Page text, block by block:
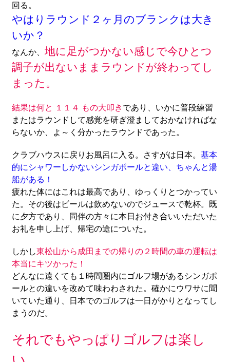
回る。
やはりラウンド２ヶ月のブランクは大き
いか？
なんか、 地に足がつかない感じで今ひとつ
調子が出ないままラウンドが終わってし
まった。
結果は何と １１４ もの大叩き であり、いかに普段練習
またはラウンドして感覚を研ぎ澄ましておかなければな
らないか、よ～く分かったラウンドであった。
クラブハウスに戻りお風呂に入る。さすがは日本。 基本
的にシャワーしかないシンガポールと違い、ちゃんと湯
船がある！
疲れた体にはこれは最高であり、ゆっくりとつかってい
た。その後はビールは飲めないのでジュースで乾杯。既
に夕方であり、同伴の方々に本日お付き合いいただいた
お礼を申し上げ、帰宅の途についた。
しかし東松山から成田までの帰りの２時間の車の運転は
本当にキツかった！
どんなに遠くても１時間圏内にゴルフ場があるシンガポ
ールとの違いを改めて味わわされた。確かにウワサに聞
いていた通り、日本でのゴルフは一日がかりとなってし
まうのだ。
それでもやっぱりゴルフは楽し